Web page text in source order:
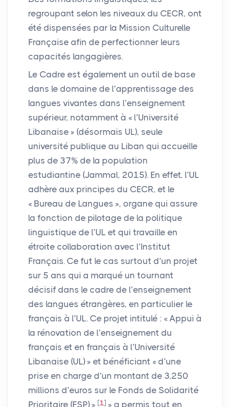
regroupant selon les niveaux du CECR, ont
été dispensées par la Mission Culturelle
Française afin de perfectionner leurs
capacités langagières.
Le Cadre est également un outil de base
dans le domaine de l’apprentissage des
langues vivantes dans l’enseignement
supérieur, notamment à « l’Université
Libanaise » (désormais UL), seule
université publique au Liban qui accueille
plus de 37% de la population
estudiantine (Jammal, 2015). En effet, l’UL
adhère aux principes du CECR, et le
« Bureau de Langues », organe qui assure
la fonction de pilotage de la politique
linguistique de l’UL et qui travaille en
étroite collaboration avec l’Institut
Français. Ce fut le cas surtout d’un projet
sur 5 ans qui a marqué un tournant
décisif dans le cadre de l’enseignement
des langues étrangères, en particulier le
français à l’UL. Ce projet intitulé : « Appui à
la rénovation de l’enseignement du
français et en français à l’Université
Libanaise (UL) » et bénéficiant « d’une
prise en charge d’un montant de 3,250
millions d’euros sur le Fonds de Solidarité
Prioritaire (FSP) » [1] » a permis tout en